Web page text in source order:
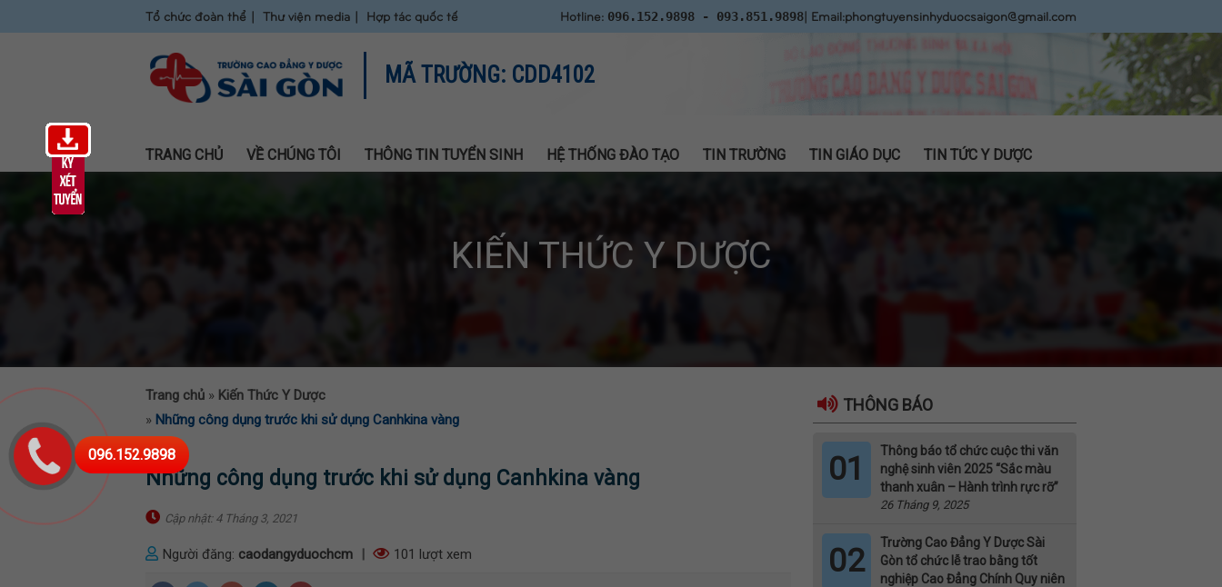
Tổ chức đoàn thể Thư viện media Hợp tác quốc tế Hotline: 096.152.9898 - 093.851.9898| Email:phongtuyensinhyduocsaigon@gmail.com
MÃ TRƯỜNG: CDD4102
TRANG CHỦ VỀ CHÚNG TÔI THÔNG TIN TUYỂN SINH HỆ THỐNG ĐÀO TẠO TIN TRƯỜNG TIN GIÁO DỤC TIN TỨC Y DƯỢC
096.152.9898
KIẾN THỨC Y DƯỢC
Trang chủ » Kiến Thức Y Dược
» Những công dụng trước khi sử dụng Canhkina vàng
Những công dụng trước khi sử dụng Canhkina vàng
Cập nhật: 4 Tháng 3, 2021
Người đăng: caodangyduochcm 101 lượt xem
THÔNG BÁO
01
Thông báo tổ chức cuộc thi văn
nghệ sinh viên 2025 “Sắc màu
thanh xuân – Hành trình rực rỡ”
26 Tháng 9, 2025
02
Trường Cao Đẳng Y Dược Sài
Gòn tổ chức lễ trao bằng tốt
nghiệp Cao Đẳng Chính Quy niên